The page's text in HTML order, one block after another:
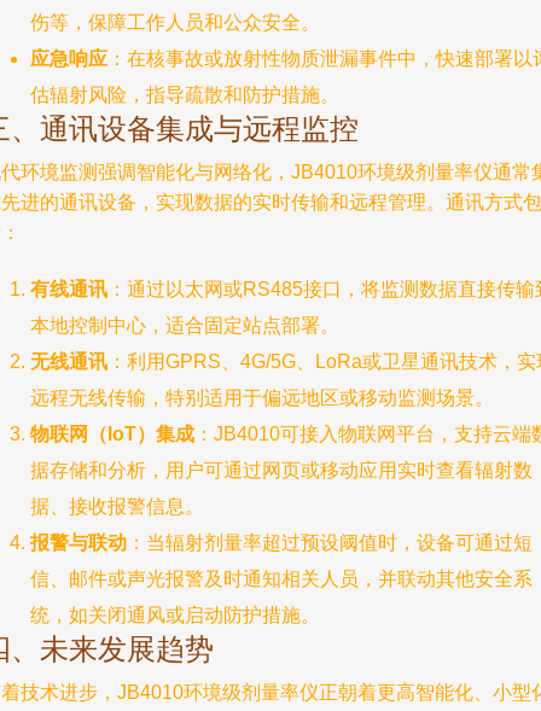
伤等，保障工作人员和公众安全。
应急响应 ：在核事故或放射性物质泄漏事件中，快速部署以
估辐射风险，指导疏散和防护措施。
、通讯设备集成与远程监控
环境监测强调智能化与网络化，JB4010环境级剂量率仪通常
进的通讯设备，实现数据的实时传输和远程管理。通讯方式包
有线通讯 ：通过以太网或RS485接口，将监测数据直接传输
本地控制中心，适合固定站点部署。
无线通讯 ：利用GPRS、4G/5G、LoRa或卫星通讯技术，实
远程无线传输，特别适用于偏远地区或移动监测场景。
物联网（IoT）集成 ：JB4010可接入物联网平台，支持云端
据存储和分析，用户可通过网页或移动应用实时查看辐射数
据、接收报警信息。
报警与联动 ：当辐射剂量率超过预设阈值时，设备可通过短
信、邮件或声光报警及时通知相关人员，并联动其他安全系
统，如关闭通风或启动防护措施。
、未来发展趋势
技术进步，JB4010环境级剂量率仪正朝着更高智能化、小型